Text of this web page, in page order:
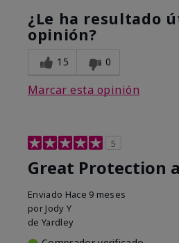
¿Le ha resultado
opinión?
15 0
Marcar esta opinión
5
Great Protection
Enviado Hace 9 meses
por Jody Y
de Yardley